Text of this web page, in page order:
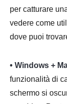
Passaggio
per catturare
vedere come
dove puoi
• Windows +
funzionalità di
schermo si